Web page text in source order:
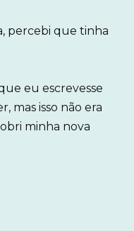
percebi que tinha
eu escrevesse
mas isso não era
minha nova